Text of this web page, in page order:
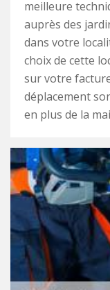
meilleure
auprès des
dans votre
choix de cette
sur votre
déplacement
en plus de la